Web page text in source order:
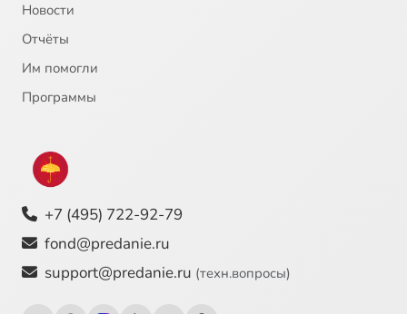
Новости
Отчёты
Им помогли
Программы
+7 (495) 722-92-79
fond@predanie.ru
support@predanie.ru (техн.вопросы)